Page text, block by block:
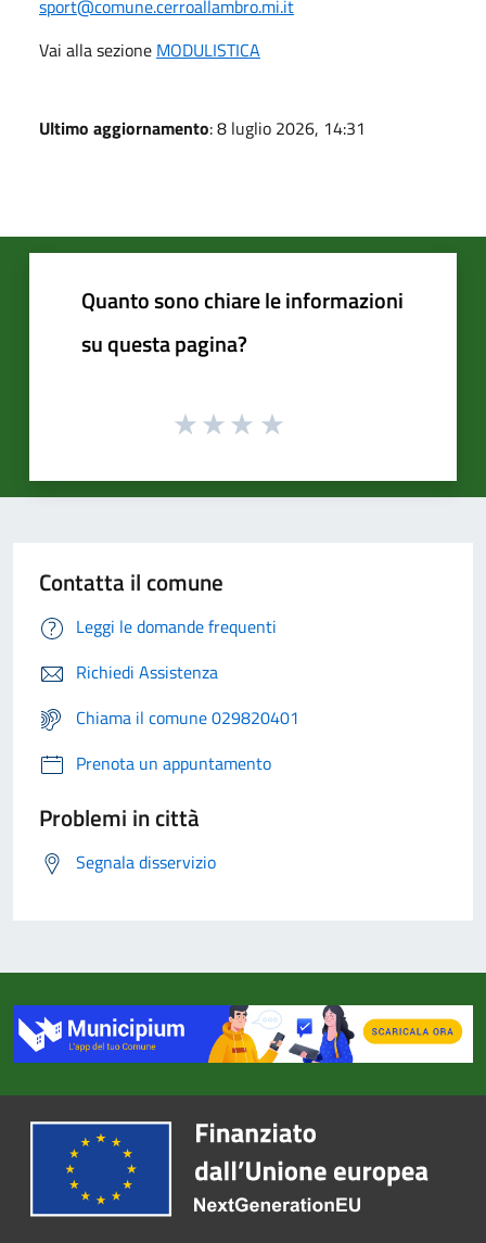
sport@comune.cerroallambro.mi.it
Vai alla sezione MODULISTICA
Ultimo aggiornamento: 8 luglio 2026, 14:31
Quanto sono chiare le informazioni
su questa pagina?
Contatta il comune
Leggi le domande frequenti
Richiedi Assistenza
Chiama il comune 029820401
Prenota un appuntamento
Problemi in città
Segnala disservizio